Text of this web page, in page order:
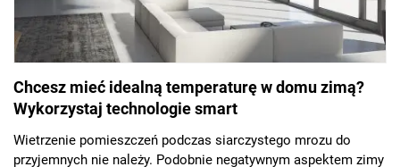
Chcesz mieć idealną temperaturę w domu zimą?
Wykorzystaj technologie smart
Wietrzenie pomieszczeń podczas siarczystego mrozu do
przyjemnych nie należy. Podobnie negatywnym aspektem zimy